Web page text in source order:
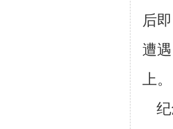
后
遭
上。